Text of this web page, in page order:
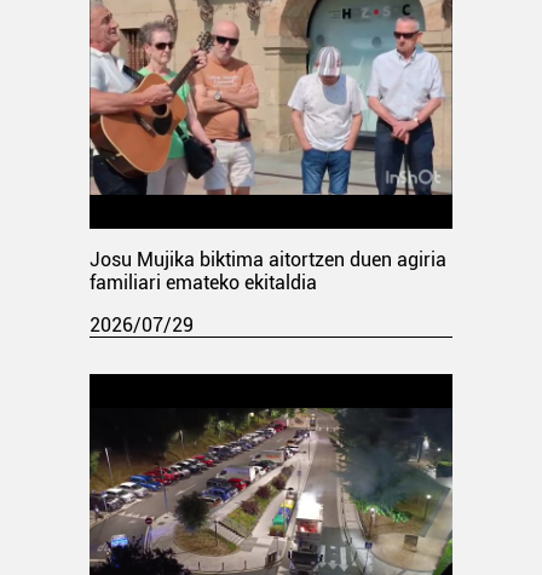
Josu Mujika biktima aitortzen duen agiria
familiari emateko ekitaldia
2026/07/29